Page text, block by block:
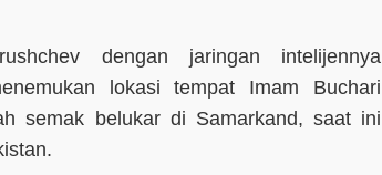
dengan jaringan intelijennya
lokasi tempat Imam Buchari
semak belukar di Samarkand, saat ini